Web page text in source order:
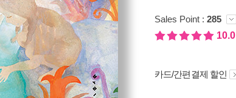
Sales Point : 285
10.0
카드/간편결제 할인